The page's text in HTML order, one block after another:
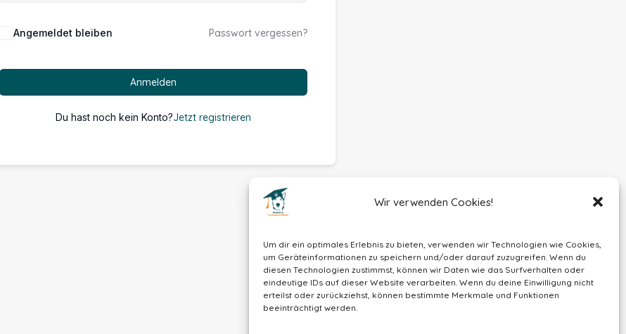
Wir verwenden Cookies!
Um dir ein optimales Erlebnis zu bieten, verwenden wir Technologien wie Cookies,
um Geräteinformationen zu speichern und/oder darauf zuzugreifen. Wenn du
diesen Technologien zustimmst, können wir Daten wie das Surfverhalten oder
eindeutige IDs auf dieser Website verarbeiten. Wenn du deine Einwilligung nicht
erteilst oder zurückziehst, können bestimmte Merkmale und Funktionen
beeinträchtigt werden.
Alternative:
Angemeldet bleiben Passwort vergessen?
Anmelden
Du hast noch kein Konto?Jetzt registrieren